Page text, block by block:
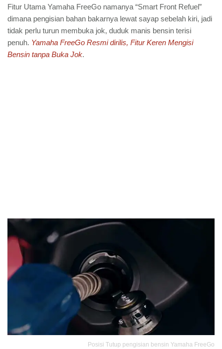
Fitur Utama Yamaha FreeGo namanya “Smart Front Refuel”
dimana pengisian bahan bakarnya lewat sayap sebelah kiri, jadi
tidak perlu turun membuka jok, duduk manis bensin terisi
penuh. Yamaha FreeGo Resmi dirilis, Fitur Keren Mengisi
Bensin tanpa Buka Jok.
Posisi Tutup pengisian bensin Yamaha FreeGo